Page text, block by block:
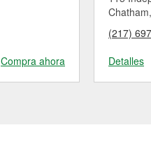
Compra ahora
(217)
Detalles